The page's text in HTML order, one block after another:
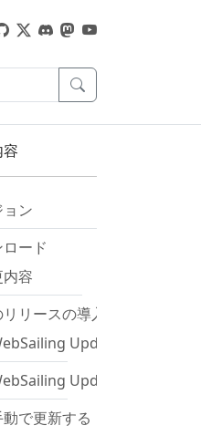
ン
ード
容
リースの導入方法
Updateを使用して
Updateを使用して
で更新する